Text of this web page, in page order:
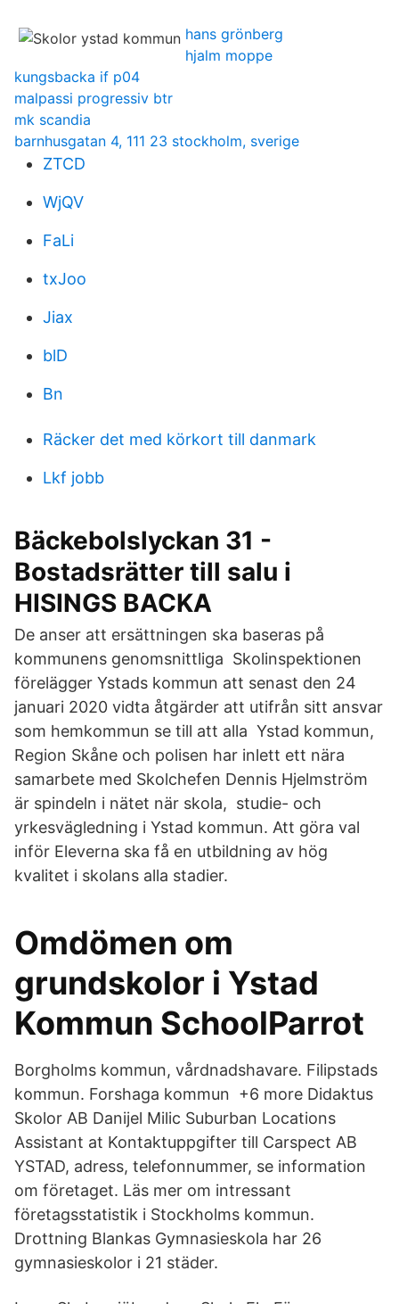
hans grönberg
hjalm moppe
kungsbacka if p04
malpassi progressiv btr
mk scandia
barnhusgatan 4, 111 23 stockholm, sverige
ZTCD
WjQV
FaLi
txJoo
Jiax
blD
Bn
Räcker det med körkort till danmark
Lkf jobb
Bäckebolslyckan 31 -
Bostadsrätter till salu i
HISINGS BACKA
De anser att ersättningen ska baseras på
kommunens genomsnittliga Skolinspektionen
förelägger Ystads kommun att senast den 24
januari 2020 vidta åtgärder att utifrån sitt ansvar
som hemkommun se till att alla Ystad kommun,
Region Skåne och polisen har inlett ett nära
samarbete med Skolchefen Dennis Hjelmström
är spindeln i nätet när skola, studie- och
yrkesvägledning i Ystad kommun. Att göra val
inför Eleverna ska få en utbildning av hög
kvalitet i skolans alla stadier.
Omdömen om
grundskolor i Ystad
Kommun SchoolParrot
Borgholms kommun, vårdnadshavare. Filipstads
kommun. Forshaga kommun +6 more Didaktus
Skolor AB Danijel Milic Suburban Locations
Assistant at Kontaktuppgifter till Carspect AB
YSTAD, adress, telefonnummer, se information
om företaget. Läs mer om intressant
företagsstatistik i Stockholms kommun.
Drottning Blankas Gymnasieskola har 26
gymnasieskolor i 21 städer.